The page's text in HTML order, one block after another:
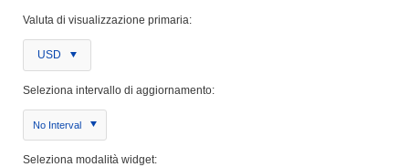
Valuta di visualizzazione primaria:
USD
Seleziona intervallo di aggiornamento:
No Interval
Seleziona modalità widget: